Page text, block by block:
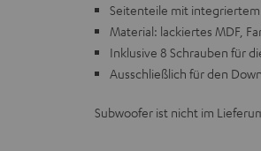
Seitenteile mit integriertem
Material: lackiertes MDF,
Inklusive 8 Schrauben für
Ausschließlich für den
Subwoofer ist nicht im